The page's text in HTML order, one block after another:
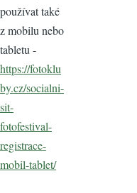
používat také
z mobilu nebo
tabletu -
https://fotoklu
by.cz/socialni-
sit-
fotofestival-
registrace-
mobil-tablet/